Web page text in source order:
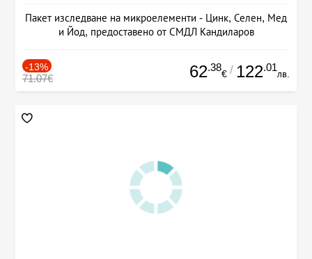
Пакет изследване на микроелементи - Цинк, Селен, Мед
и Йод, предоставено от СМДЛ Кандиларов
-13%
71.07€ 62.38
€ / 122.01
лв.